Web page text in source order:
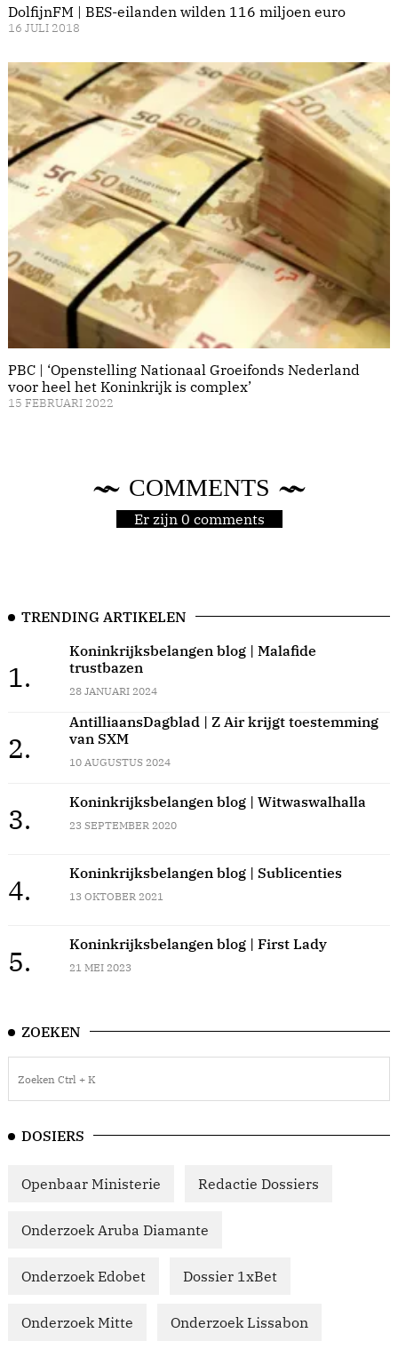
DolfijnFM | BES-eilanden wilden 116 miljoen euro
16 JULI 2018
PBC | ‘Openstelling Nationaal Groeifonds Nederland
voor heel het Koninkrijk is complex’
15 FEBRUARI 2022
COMMENTS
Er zijn 0 comments
TRENDING ARTIKELEN
1.
Koninkrijksbelangen blog | Malafide
trustbazen
28 JANUARI 2024
2.
AntilliaansDagblad | Z Air krijgt toestemming
van SXM
10 AUGUSTUS 2024
3.
Koninkrijksbelangen blog | Witwaswalhalla
23 SEPTEMBER 2020
4.
Koninkrijksbelangen blog | Sublicenties
13 OKTOBER 2021
5.
Koninkrijksbelangen blog | First Lady
21 MEI 2023
ZOEKEN
DOSIERS
Openbaar Ministerie Redactie Dossiers
Onderzoek Aruba Diamante
Onderzoek Edobet Dossier 1xBet
Onderzoek Mitte Onderzoek Lissabon